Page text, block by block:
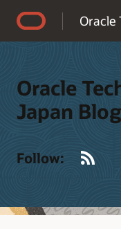
Oracle
Oracle
Japan Blog
Follow: